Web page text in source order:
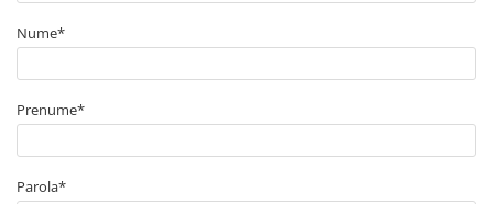
Nume*
Prenume*
Parola*